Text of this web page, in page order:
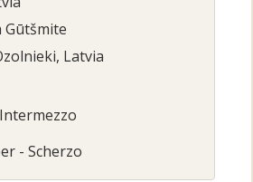
Gūtšmite
Latvia
- Scherzo